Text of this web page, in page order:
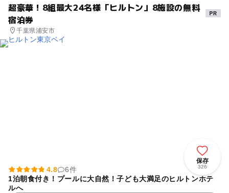
超豪華！8組最大24名様「ヒルトン」8施設の無料
宿泊券
千葉県浦安市
保存
326
4.8
6件
1泊朝食付き！プールに大自然！子ども大満足のヒルトンホテ
ルへ